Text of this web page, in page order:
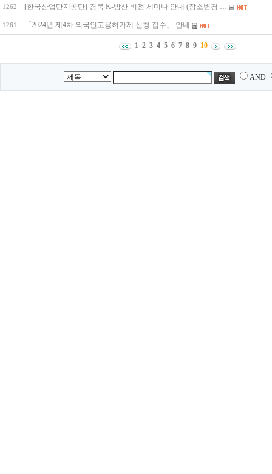
1262 [한국산업단지공단] 경북 K-방산 비전 세미나 안내 (장소변경 …
1261 「2024년 제4차 외국인고용허가제 신청 접수」 안내
1 2 3 4 5 6 7 8 9 10
AND